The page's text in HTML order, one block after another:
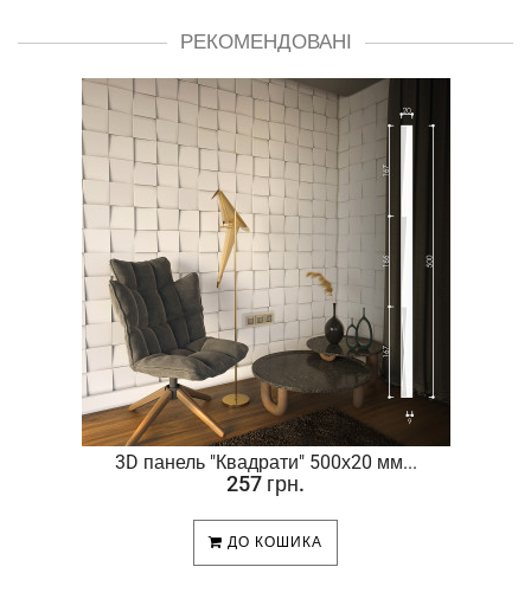
РЕКОМЕНДОВАНІ
3D панель "Квадрати" 500х20 мм...
257 грн.
ДО КОШИКА